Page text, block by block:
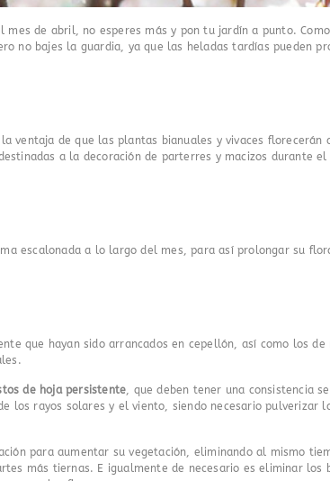
de abril, no esperes más y pon tu jardín a punto.
no bajes la guardia, ya que las heladas tardías pueden
ventaja de que las plantas bianuales y vivaces florecerán
a la decoración de parterres y macizos durante
escalonada a lo largo del mes, para así prolongar su
que hayan sido arrancados en cepellón, así como los
de hoja persistente, que deben tener una consistencia
los rayos solares y el viento, siendo necesario pulverizar
para aumentar su vegetación, eliminando al mismo
más tiernas. E igualmente de necesario es eliminar los